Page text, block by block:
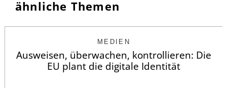
ähnliche Themen
MEDIEN
Ausweisen, überwachen, kontrollieren: Die
EU plant die digitale Identität